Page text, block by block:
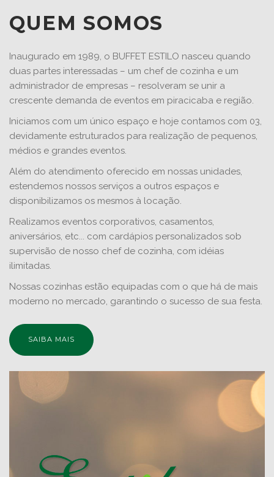
QUEM SOMOS
Inaugurado em 1989, o BUFFET ESTILO nasceu quando
duas partes interessadas – um chef de cozinha e um
administrador de empresas – resolveram se unir a
crescente demanda de eventos em piracicaba e região.
Iniciamos com um único espaço e hoje contamos com 03,
devidamente estruturados para realização de pequenos,
médios e grandes eventos.
Além do atendimento oferecido em nossas unidades,
estendemos nossos serviços a outros espaços e
disponibilizamos os mesmos à locação.
Realizamos eventos corporativos, casamentos,
aniversários, etc... com cardápios personalizados sob
supervisão de nosso chef de cozinha, com idéias
ilimitadas.
Nossas cozinhas estão equipadas com o que há de mais
moderno no mercado, garantindo o sucesso de sua festa.
SAIBA MAIS